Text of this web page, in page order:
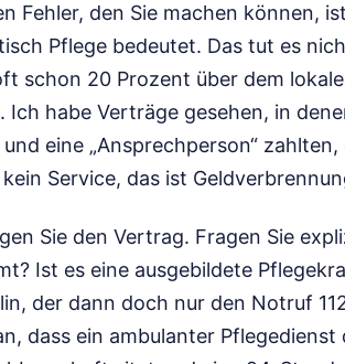
Fehler, den Sie machen können,
Pflege bedeutet. Das tut es
schon 20 Prozent über dem
Ich habe Verträge gesehen, in
eine „Ansprechperson“
Service, das ist
Sie den Vertrag. Fragen Sie
Ist es eine ausgebildete
der dann doch nur den Notruf
dass ein ambulanter Pflegedienst